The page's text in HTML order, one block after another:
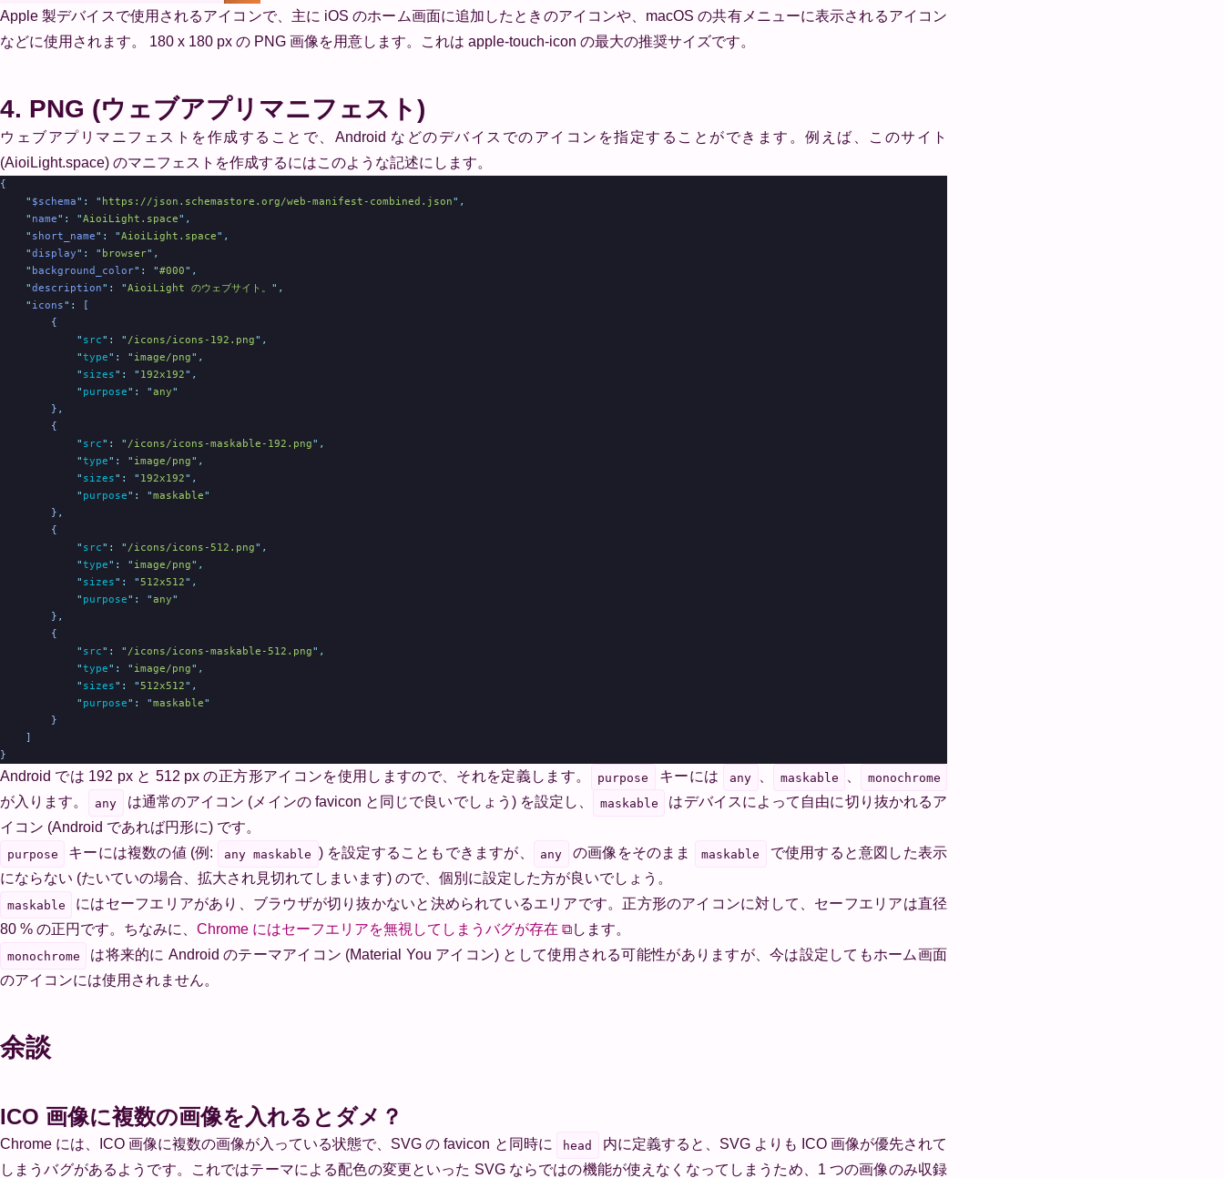
Apple 製デバイスで使用されるアイコンで、主に iOS のホーム画面に追加したときのアイコンや、macOS の共有メニューに表示されるアイコン
などに使用されます。 180 x 180 px の PNG 画像を用意します。これは apple-touch-icon の最大の推奨サイズです。
4. PNG (ウェブアプリマニフェスト)
ウェブアプリマニフェストを作成することで、Android などのデバイスでのアイコンを指定することができます。例えば、このサイト
(AioiLight.space) のマニフェストを作成するにはこのような記述にします。
{
    "
$schema" : " https://json.schemastore.org/web-manifest-combined.json" ,
    "
name" : "AioiLight.space" ,
    "
short_name" : "AioiLight.space" ,
    "
display" : " browser" ,
    "
background_color" : "#000" ,
    "
description" : "AioiLight のウェブサイト。 " ,
    "
icons" :
[
        {
            "
src" : " /icons/icons-192.png" ,
            "
type" : " image/png" ,
            "
sizes" : " 192x192" ,
            "
purpose" : "any"
        }
,
        {
            "
src" : " /icons/icons-maskable-192.png" ,
            "
type" : " image/png" ,
            "
sizes" : " 192x192" ,
            "
purpose" : "maskable"
        }
,
        {
            "
src" : " /icons/icons-512.png" ,
            "
type" : " image/png" ,
            "
sizes" : "512x512" ,
            "
purpose" : "any"
        }
,
        {
            "
src" : " /icons/icons-maskable-512.png" ,
            "
type" : " image/png" ,
            "
sizes" : "512x512" ,
            "
purpose" : "maskable"
        }
    ]
}
Android では 192 px と 512 px の正方形アイコンを使用しますので、それを定義します。 purpose キーには any maskable monochrome
が入ります。 any は通常のアイコン (メインの favicon と同じで良いでしょう) を設定し、 maskable
はデバイスによって自由に切り抜かれるア
イコン (Android であれば円形に) です。
purpose キーには複数の値 (例: any maskable ) を設定することもできますが、 any の画像をそのまま maskable
で使用すると意図した表示
にならない (たいていの場合、拡大され見切れてしまいます) ので、個別に設定した方が良いでしょう。
maskable
にはセーフエリアがあり、ブラウザが切り抜かないと決められているエリアです。正方形のアイコンに対して、セーフエリアは直径
80 % の正円です。ちなみに、 Chrome にはセーフエリアを無視してしまうバグが存在 ⧉します。
monochrome
は将来的に Android のテーマアイコン (Material You アイコン) として使用される可能性がありますが、今は設定してもホーム画面
のアイコンには使用されません。
余談
ICO 画像に複数の画像を入れるとダメ？
Chrome には、ICO 画像に複数の画像が入っている状態で、SVG の favicon と同時に head
内に定義すると、SVG よりも ICO 画像が優先されて
しまうバグがあるようです。これではテーマによる配色の変更といった SVG ならではの機能が使えなくなってしまうため、1 つの画像のみ収録